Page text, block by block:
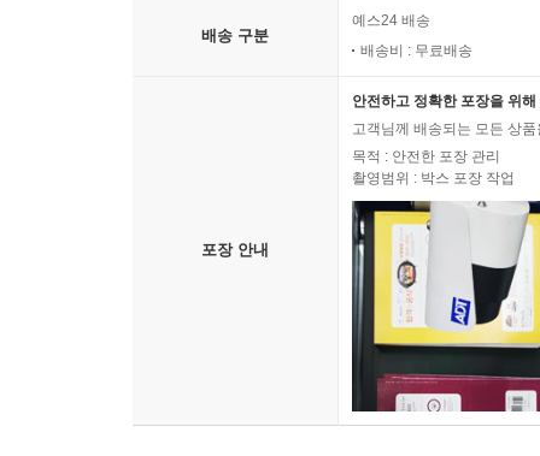
배송 구분
예스24 배송
배송비 : 무료배송
포장 안내
안전하고 정확한 포장을 위
고객님께 배송되는 모든 상
목적 : 안전한 포장 관리
촬영범위 : 박스 포장 작업